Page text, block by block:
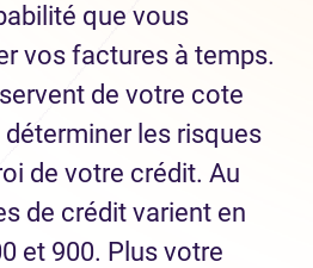
que vous
vos factures à temps.
de votre cote
les risques
de votre crédit. Au
de crédit varient en
et 900. Plus votre